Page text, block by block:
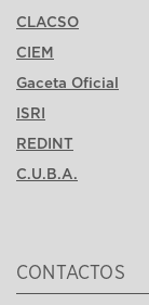
CLACSO
CIEM
Gaceta Oficial
ISRI
REDINT
C.U.B.A.
CONTACTOS